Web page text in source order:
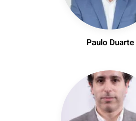
Paulo Duarte